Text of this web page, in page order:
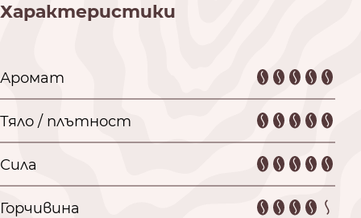
Характеристики
Аромат
Тяло / плътност
Сила
Горчивина